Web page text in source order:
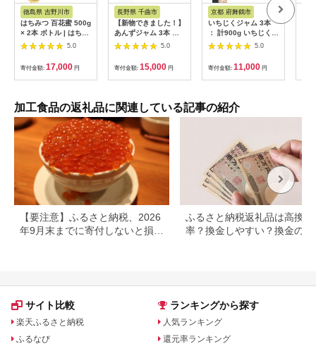
徳島県 吉野川市
はちみつ 百花蜜 500g
× 2本 ボトル | はちみ
つ
5.0
寄付金額: 17,000 円
長野県 千曲市
【新物できました！】
あんずジャム 3本 あ
んずの里の「手づくり
杏じゃむ」|ジャム
5.0
寄付金額: 15,000 円
京都 府舞鶴市
いちじくジャム 3本
： 計900g いちじく
ジャム
5.0
寄付金額: 11,000 円
加工食品の返礼品に関連している記事の紹介
【要注意】ふるさと納税、2026
年9月末までに寄付しないと損す
ふるさと納税返礼品は高換金
率？換金しやすい？換金の可
サイト比較
楽天ふるさと納税
ふるなび
ランキングから探す
人気ランキング
還元率ランキング